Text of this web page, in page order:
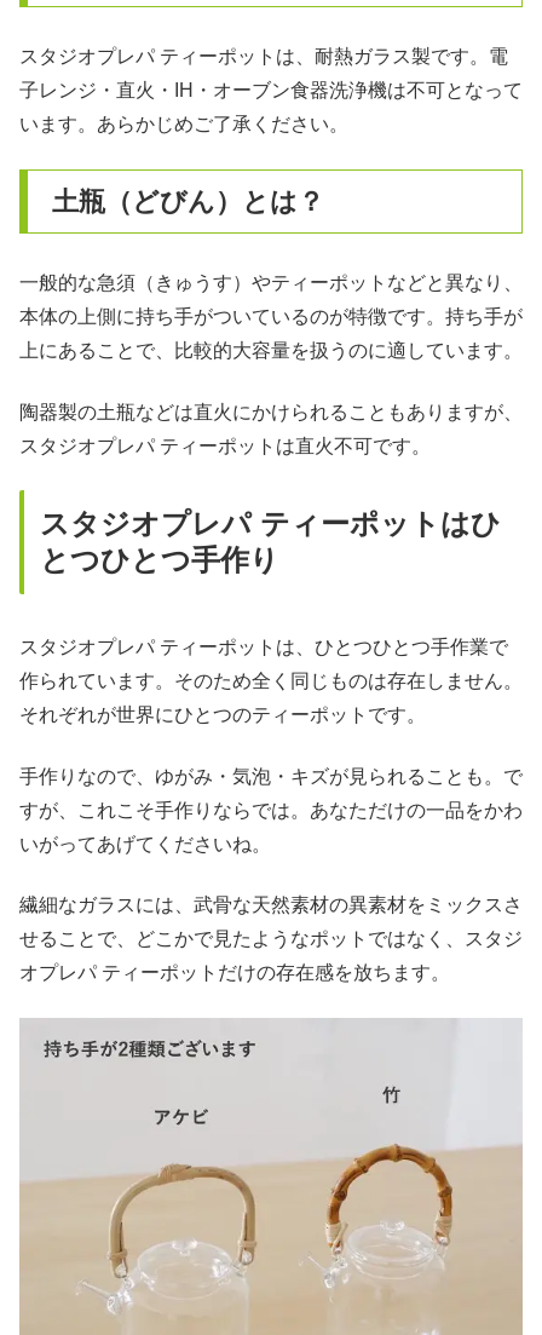
スタジオプレパ ティーポットは、耐熱ガラス製です。電
子レンジ・直火・IH・オーブン食器洗浄機は不可となって
います。あらかじめご了承ください。
土瓶（どびん）とは？
一般的な急須（きゅうす）やティーポットなどと異なり、
本体の上側に持ち手がついているのが特徴です。持ち手が
上にあることで、比較的大容量を扱うのに適しています。
陶器製の土瓶などは直火にかけられることもありますが、
スタジオプレパ ティーポットは直火不可です。
スタジオプレパ ティーポットはひ
とつひとつ手作り
スタジオプレパ ティーポットは、ひとつひとつ手作業で
作られています。そのため全く同じものは存在しません。
それぞれが世界にひとつのティーポットです。
手作りなので、ゆがみ・気泡・キズが見られることも。で
すが、これこそ手作りならでは。あなただけの一品をかわ
いがってあげてくださいね。
繊細なガラスには、武骨な天然素材の異素材をミックスさ
せることで、どこかで見たようなポットではなく、スタジ
オプレパ ティーポットだけの存在感を放ちます。